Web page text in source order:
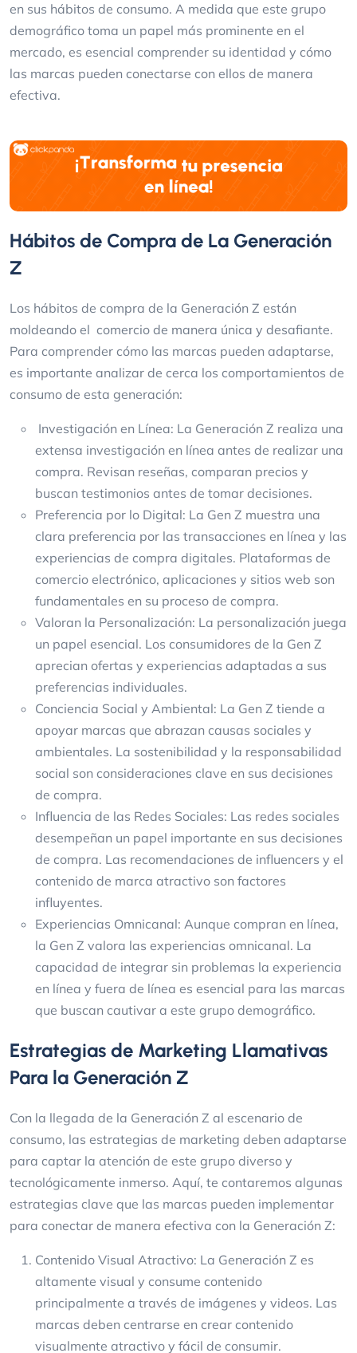
en sus hábitos de consumo. A medida que este grupo
demográfico toma un papel más prominente en el
mercado, es esencial comprender su identidad y cómo
las marcas pueden conectarse con ellos de manera
efectiva.
Hábitos de Compra de La Generación
Z
Los hábitos de compra de la Generación Z están
moldeando el comercio de manera única y desafiante.
Para comprender cómo las marcas pueden adaptarse,
es importante analizar de cerca los comportamientos de
consumo de esta generación:
Investigación en Línea: La Generación Z realiza una
extensa investigación en línea antes de realizar una
compra. Revisan reseñas, comparan precios y
buscan testimonios antes de tomar decisiones.
Preferencia por lo Digital: La Gen Z muestra una
clara preferencia por las transacciones en línea y las
experiencias de compra digitales. Plataformas de
comercio electrónico, aplicaciones y sitios web son
fundamentales en su proceso de compra.
Valoran la Personalización: La personalización juega
un papel esencial. Los consumidores de la Gen Z
aprecian ofertas y experiencias adaptadas a sus
preferencias individuales.
Conciencia Social y Ambiental: La Gen Z tiende a
apoyar marcas que abrazan causas sociales y
ambientales. La sostenibilidad y la responsabilidad
social son consideraciones clave en sus decisiones
de compra.
Influencia de las Redes Sociales: Las redes sociales
desempeñan un papel importante en sus decisiones
de compra. Las recomendaciones de influencers y el
contenido de marca atractivo son factores
influyentes.
Experiencias Omnicanal: Aunque compran en línea,
la Gen Z valora las experiencias omnicanal. La
capacidad de integrar sin problemas la experiencia
en línea y fuera de línea es esencial para las marcas
que buscan cautivar a este grupo demográfico.
Estrategias de Marketing Llamativas
Para la Generación Z
Con la llegada de la Generación Z al escenario de
consumo, las estrategias de marketing deben adaptarse
para captar la atención de este grupo diverso y
tecnológicamente inmerso. Aquí, te contaremos algunas
estrategias clave que las marcas pueden implementar
para conectar de manera efectiva con la Generación Z:
Contenido Visual Atractivo: La Generación Z es
altamente visual y consume contenido
principalmente a través de imágenes y videos. Las
marcas deben centrarse en crear contenido
visualmente atractivo y fácil de consumir.